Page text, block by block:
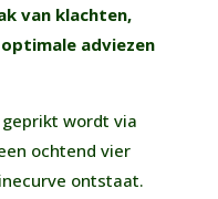
van klachten,
adviezen
wordt via
ochtend vier
ontstaat.